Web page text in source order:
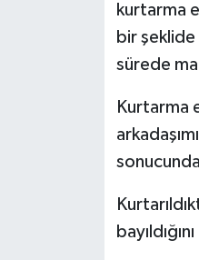
kurtarma
bir şeklide
sürede
Kurtarma